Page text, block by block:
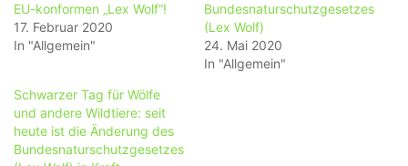
EU-konformen „Lex Wolf“!
17. Februar 2020
In "Allgemein"
Bundesnaturschutzgesetzes
(Lex Wolf)
24. Mai 2020
In "Allgemein"
Schwarzer Tag für Wölfe
und andere Wildtiere: seit
heute ist die Änderung des
Bundesnaturschutzgesetzes